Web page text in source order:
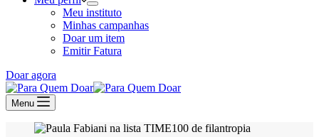
Meu instituto
Minhas campanhas
Doar um item
Emitir Fatura
Doar agora
Menu